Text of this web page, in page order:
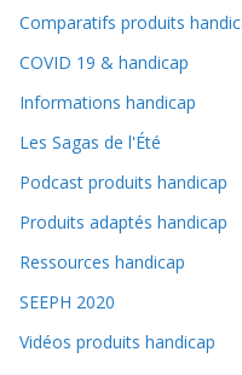
Comparatifs produits
COVID 19 & handicap
Informations handicap
Les Sagas de l'Été
Podcast produits handicap
Produits adaptés handicap
Ressources handicap
SEEPH 2020
Vidéos produits handicap